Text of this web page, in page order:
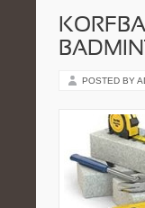
POSTED BY